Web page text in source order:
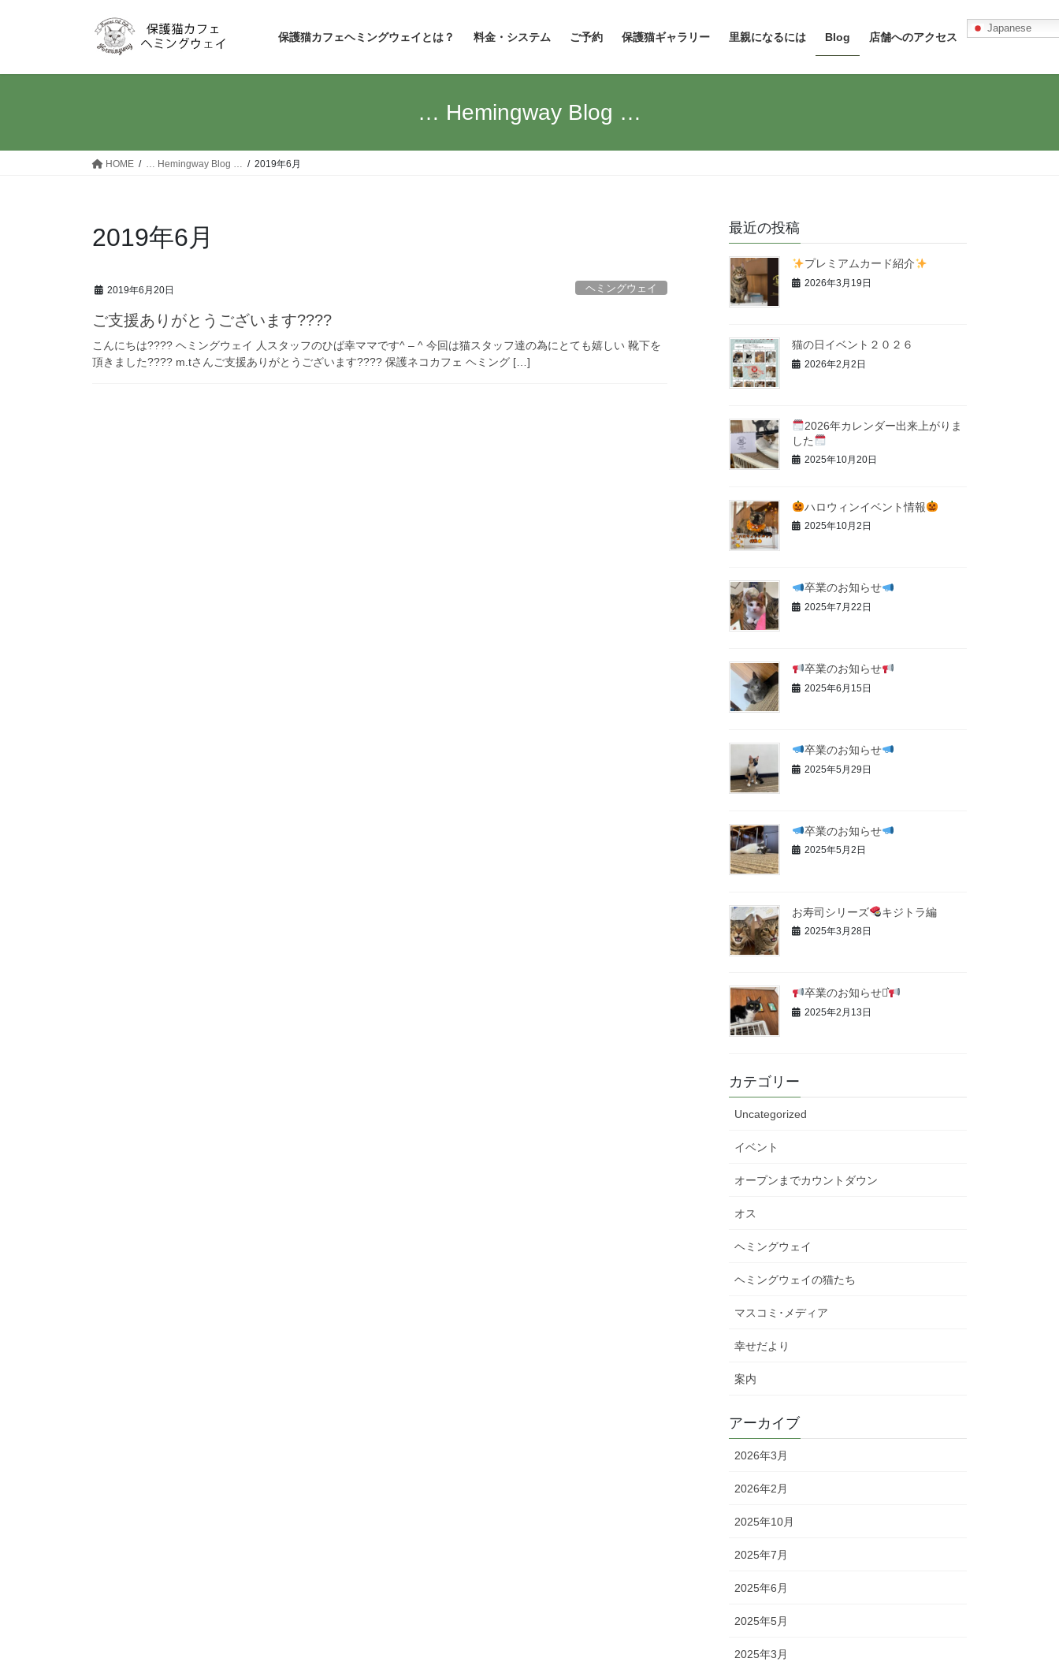
保護猫カフェヘミングウェイとは？ 料金・システム ご予約 保護猫ギャラリー 里親になるには Blog 店舗へのアクセス
Japanese
… Hemingway Blog …
HOME … Hemingway Blog … 2019年6月
2019年6月
2019年6月20日 ヘミングウェイ
ご支援ありがとうございます????
こんにちは???? ヘミングウェイ 人スタッフのひば幸ママです^ – ^ 今回は猫スタッフ達の為にとても嬉しい 靴下を
頂きました???? m.tさんご支援ありがとうございます???? 保護ネコカフェ ヘミング […]
最近の投稿
プレミアムカード紹介
2026年3月19日
猫の日イベント２０２６
2026年2月2日
2026年カレンダー出来上がりま
した
2025年10月20日
ハロウィンイベント情報
2025年10月2日
卒業のお知らせ
2025年7月22日
卒業のお知らせ
2025年6月15日
卒業のお知らせ
2025年5月29日
卒業のお知らせ
2025年5月2日
お寿司シリーズ キジトラ編
2025年3月28日
卒業のお知らせ⋆͛
2025年2月13日
カテゴリー
Uncategorized
イベント
オープンまでカウントダウン
オス
ヘミングウェイ
ヘミングウェイの猫たち
マスコミ･メディア
幸せだより
案内
アーカイブ
2026年3月
2026年2月
2025年10月
2025年7月
2025年6月
2025年5月
2025年3月